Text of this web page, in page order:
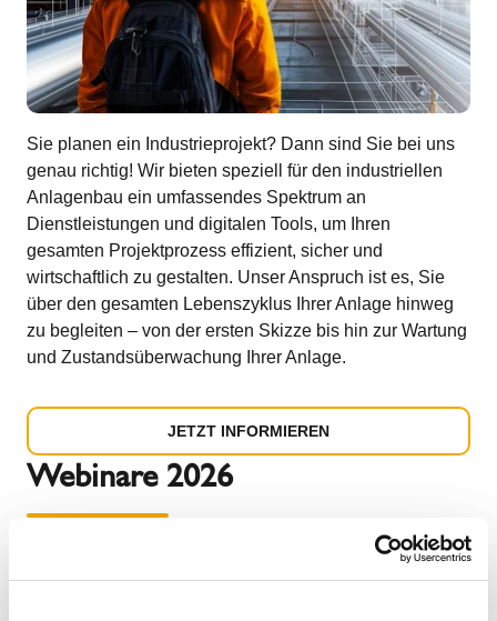
Sie planen ein Industrieprojekt? Dann sind Sie bei uns
genau richtig! Wir bieten speziell für den industriellen
Anlagenbau ein umfassendes Spektrum an
Dienstleistungen und digitalen Tools, um Ihren
gesamten Projektprozess effizient, sicher und
wirtschaftlich zu gestalten. Unser Anspruch ist es, Sie
über den gesamten Lebenszyklus Ihrer Anlage hinweg
zu begleiten – von der ersten Skizze bis hin zur Wartung
und Zustandsüberwachung Ihrer Anlage.
JETZT INFORMIEREN
Webinare 2026